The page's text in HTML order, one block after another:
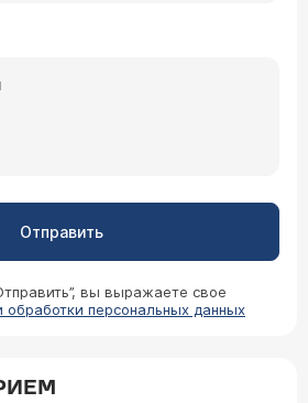
Отправить
вы выражаете свое
обработки персональных данных